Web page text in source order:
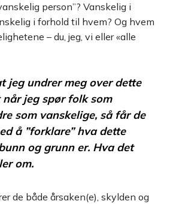
person”? Vanskelig i
i forhold til hvem? Og hvem
– du, jeg, vi eller «alle
jeg undrer meg over dette
når jeg spør folk som
som vanskelige, så får de
å ”forklare” hva dette
og grunn er. Hva det
om.
de både årsaken(e), skylden og